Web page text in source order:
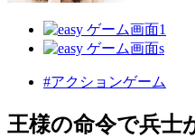
#アクションゲーム
王様の命令で兵士